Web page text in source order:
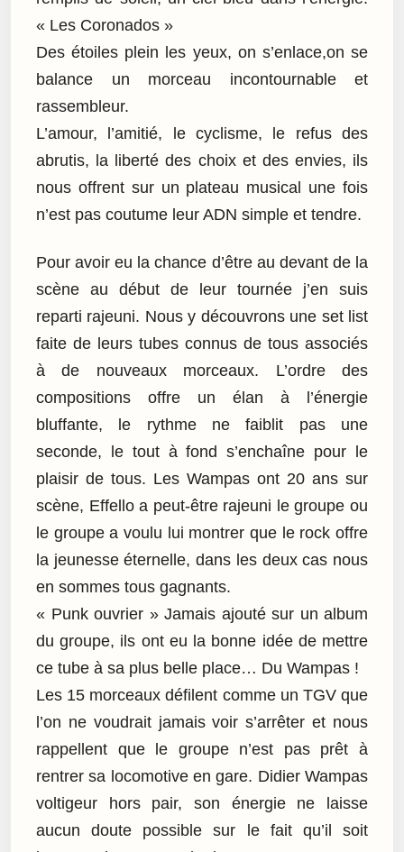
« Les Coronados »
Des étoiles plein les yeux, on s’enlace,on se
balance un morceau incontournable et
rassembleur.
L’amour, l’amitié, le cyclisme, le refus des
abrutis, la liberté des choix et des envies, ils
nous offrent sur un plateau musical une fois
n’est pas coutume leur ADN simple et tendre.
Pour avoir eu la chance d’être au devant de la
scène au début de leur tournée j’en suis
reparti rajeuni. Nous y découvrons une set list
faite de leurs tubes connus de tous associés
à de nouveaux morceaux. L’ordre des
compositions offre un élan à l’énergie
bluffante, le rythme ne faiblit pas une
seconde, le tout à fond s’enchaîne pour le
plaisir de tous. Les Wampas ont 20 ans sur
scène, Effello a peut-être rajeuni le groupe ou
le groupe a voulu lui montrer que le rock offre
la jeunesse éternelle, dans les deux cas nous
en sommes tous gagnants.
« Punk ouvrier » Jamais ajouté sur un album
du groupe, ils ont eu la bonne idée de mettre
ce tube à sa plus belle place… Du Wampas !
Les 15 morceaux défilent comme un TGV que
l’on ne voudrait jamais voir s’arrêter et nous
rappellent que le groupe n’est pas prêt à
rentrer sa locomotive en gare. Didier Wampas
voltigeur hors pair, son énergie ne laisse
aucun doute possible sur le fait qu’il soit